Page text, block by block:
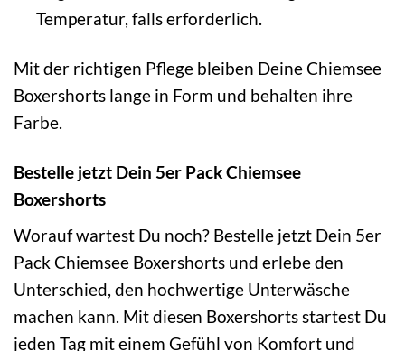
Temperatur, falls erforderlich.
Mit der richtigen Pflege bleiben Deine Chiemsee
Boxershorts lange in Form und behalten ihre
Farbe.
Bestelle jetzt Dein 5er Pack Chiemsee
Boxershorts
Worauf wartest Du noch? Bestelle jetzt Dein 5er
Pack Chiemsee Boxershorts und erlebe den
Unterschied, den hochwertige Unterwäsche
machen kann. Mit diesen Boxershorts startest Du
jeden Tag mit einem Gefühl von Komfort und